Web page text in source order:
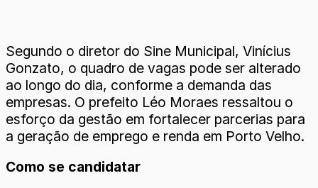
Segundo o diretor do Sine Municipal, Vinícius
Gonzato, o quadro de vagas pode ser alterado
ao longo do dia, conforme a demanda das
empresas. O prefeito Léo Moraes ressaltou o
esforço da gestão em fortalecer parcerias para
a geração de emprego e renda em Porto Velho.
Como se candidatar